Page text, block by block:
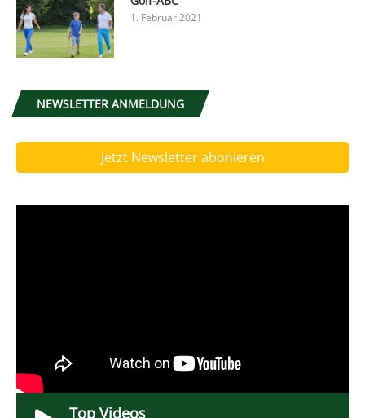
1. Februar 2021
NEWSLETTER ANMELDUNG
Jetzt Newsletter abonieren
Top Videos